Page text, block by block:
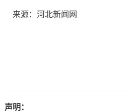
来源：河北新闻网
声明：